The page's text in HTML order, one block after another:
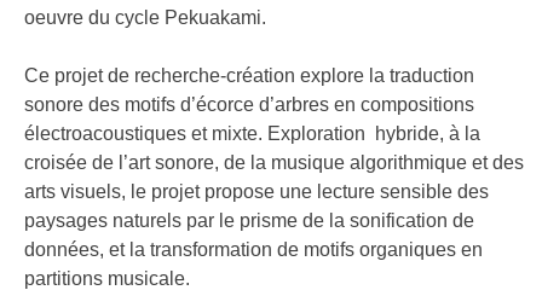
oeuvre du cycle Pekuakami.
Ce projet de recherche-création explore la traduction
sonore des motifs d’écorce d’arbres en compositions
électroacoustiques et mixte. Exploration hybride, à la
croisée de l’art sonore, de la musique algorithmique et des
arts visuels, le projet propose une lecture sensible des
paysages naturels par le prisme de la sonification de
données, et la transformation de motifs organiques en
partitions musicale.